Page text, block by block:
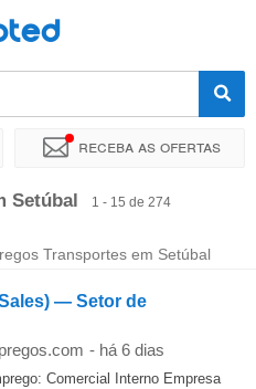
Receba as ofertas
Empresa Agência de
Setúbal 1 - 15 de 274
Transportes em Setúbal
— Setor de
- há 6 dias
Comercial Interno Empresa